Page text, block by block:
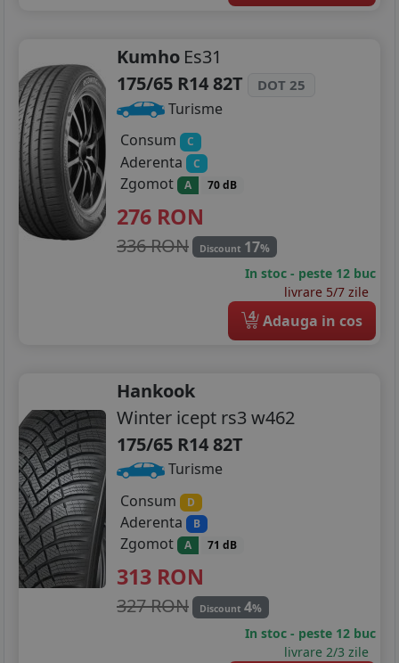
Kumho Es31
175/65 R14 82T
DOT 25
Turisme
Consum
C
Aderenta C
Zgomot A 70 dB
276 RON
336 RON Discount 17%
In stoc - peste 12 buc
livrare 5/7 zile
4 Adauga in cos
Hankook
Winter icept rs3 w462
175/65 R14 82T
Turisme
Consum
D
Aderenta B
Zgomot A 71 dB
313 RON
327 RON Discount 4%
In stoc - peste 12 buc
livrare 2/3 zile